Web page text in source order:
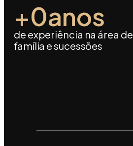
de experiência na área de
família e sucessões
+0anos